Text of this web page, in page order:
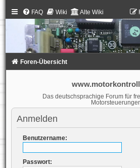
FAQ Wiki Alte Wiki
Foren-Übersicht
Das deutschsprachige Forum für
Anmelden
Benutzername:
Passwort: